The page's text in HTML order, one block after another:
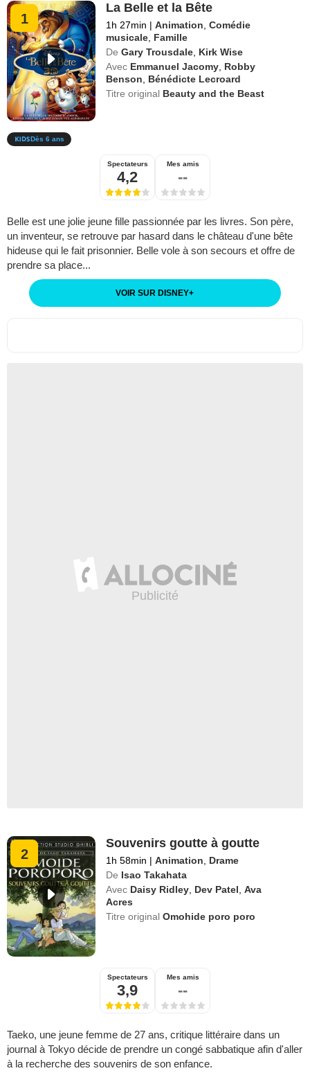
1
La Belle et la Bête
1h 27min | Animation ,Comédie
musicale Famille
De Gary Trousdale Kirk Wise
Avec Emmanuel Jacomy Robby
Benson
Bénédicte Lecroard
Titre original Beauty and the Beast
Dès 6 ans
Spectateurs
4,2
Mes amis
--
Belle est une jolie jeune fille passionnée par les livres. Son père,
un inventeur, se retrouve par hasard dans le château d'une bête
hideuse qui le fait prisonnier. Belle vole à son secours et offre de
prendre sa place...
VOIR SUR DISNEY+
2
Souvenirs goutte à goutte
1h 58min | Animation
Drame
De Isao Takahata
Avec Daisy Ridley Dev Patel ,Ava
Acres
Titre originalOmohide poro poro
Spectateurs
3,9
Mes amis
--
Taeko, une jeune femme de 27 ans, critique littéraire dans un
journal à Tokyo décide de prendre un congé sabbatique afin d'aller
à la recherche des souvenirs de son enfance.